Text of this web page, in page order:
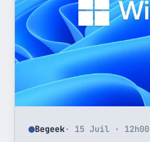
Begeek· 15 Juil · 12h00